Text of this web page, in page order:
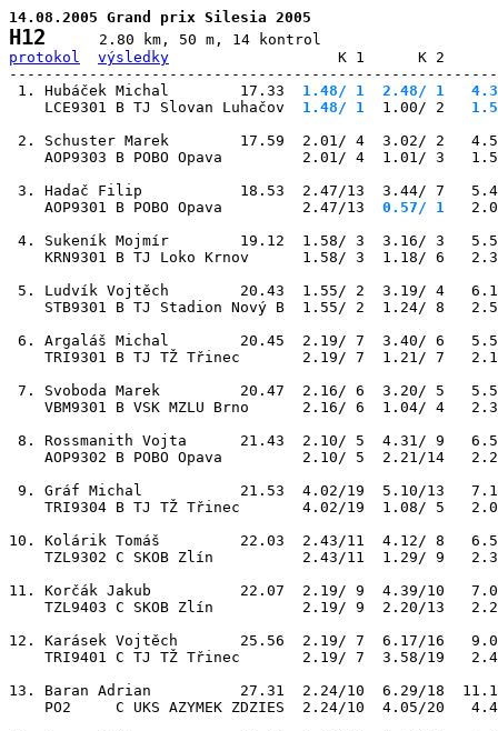
14.08.2005 Grand prix Silesia 2005
H12
protokol
výsledky
K 1      K 2
1. Hubáček Michal        17.33
  1.48/ 1
  2.48/ 1
    LCE9301 B TJ Slovan Luhačov
  1.48/ 1
  1.00/ 2
2. Schuster Marek        17.59  2.01/ 4  3.02/ 2
AOP9303 B POBO Opava         2.01/ 4  1.01/ 3
3. Hadač Filip           18.53  2.47/13  3.44/ 7
    AOP9301 B POBO Opava         2.47/13
  0.57/ 1
4. Sukeník Mojmír        19.12  1.58/ 3  3.16/ 3
KRN9301 B TJ Loko Krnov      1.58/ 3  1.18/ 6
5. Ludvík Vojtěch        20.43  1.55/ 2  3.19/ 4
STB9301 B TJ Stadion Nový B  1.55/ 2  1.24/ 8
6. Argaláš Michal        20.45  2.19/ 7  3.40/ 6
TRI9301 B TJ TŽ Třinec       2.19/ 7  1.21/ 7
7. Svoboda Marek         20.47  2.16/ 6  3.20/ 5
VBM9301 B VSK MZLU Brno      2.16/ 6  1.04/ 4
8. Rossmanith Vojta      21.43  2.10/ 5  4.31/ 9
AOP9302 B POBO Opava         2.10/ 5  2.21/14
9. Gráf Michal           21.53  4.02/19  5.10/13
TRI9304 B TJ TŽ Třinec       4.02/19  1.08/ 5
10. Kolárik Tomáš         22.03  2.43/11  4.12/ 8
TZL9302 C SKOB Zlín          2.43/11  1.29/ 9
11. Korčák Jakub          22.07  2.19/ 9  4.39/10
TZL9403 C SKOB Zlín          2.19/ 9  2.20/13
12. Karásek Vojtěch       25.56  2.19/ 7  6.17/16
TRI9401 C TJ TŽ Třinec       2.19/ 7  3.58/19
13. Baran Adrian          27.31  2.24/10  6.29/18
PO2     C UKS AZYMEK ZDZIES  2.24/10  4.05/20